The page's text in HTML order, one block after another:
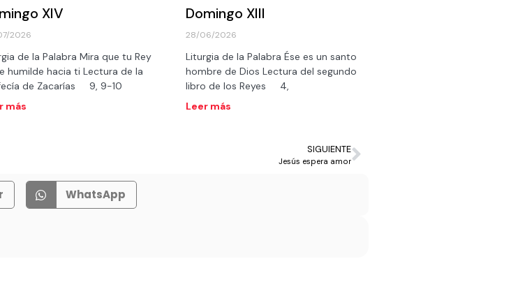
XIV
2026
de la Palabra Mira que tu Rey
humilde hacia ti Lectura de la
de Zacarías 9, 9-10
más
Domingo XIII
28/06/2026
Liturgia de la Palabra Ése es un santo
hombre de Dios Lectura del segundo
libro de los Reyes 4,
Leer más
SIGUIENTE
Jesús espera amor
WhatsApp